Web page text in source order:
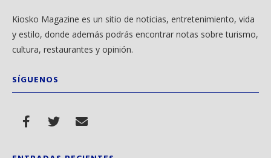
Kiosko Magazine es un sitio de noticias, entretenimiento, vida
y estilo, donde además podrás encontrar notas sobre turismo,
cultura, restaurantes y opinión.
SÍGUENOS